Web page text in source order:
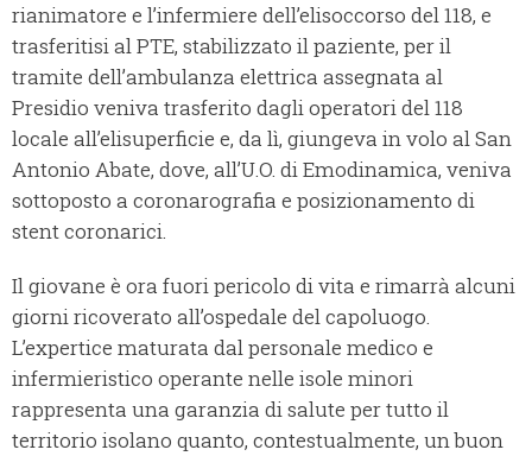
rianimatore e l’infermiere dell’elisoccorso del 118, e
trasferitisi al PTE, stabilizzato il paziente, per il
tramite dell’ambulanza elettrica assegnata al
Presidio veniva trasferito dagli operatori del 118
locale all’elisuperficie e, da lì, giungeva in volo al San
Antonio Abate, dove, all’U.O. di Emodinamica, veniva
sottoposto a coronarografia e posizionamento di
stent coronarici.
Il giovane è ora fuori pericolo di vita e rimarrà alcuni
giorni ricoverato all’ospedale del capoluogo.
L’expertice maturata dal personale medico e
infermieristico operante nelle isole minori
rappresenta una garanzia di salute per tutto il
territorio isolano quanto, contestualmente, un buon